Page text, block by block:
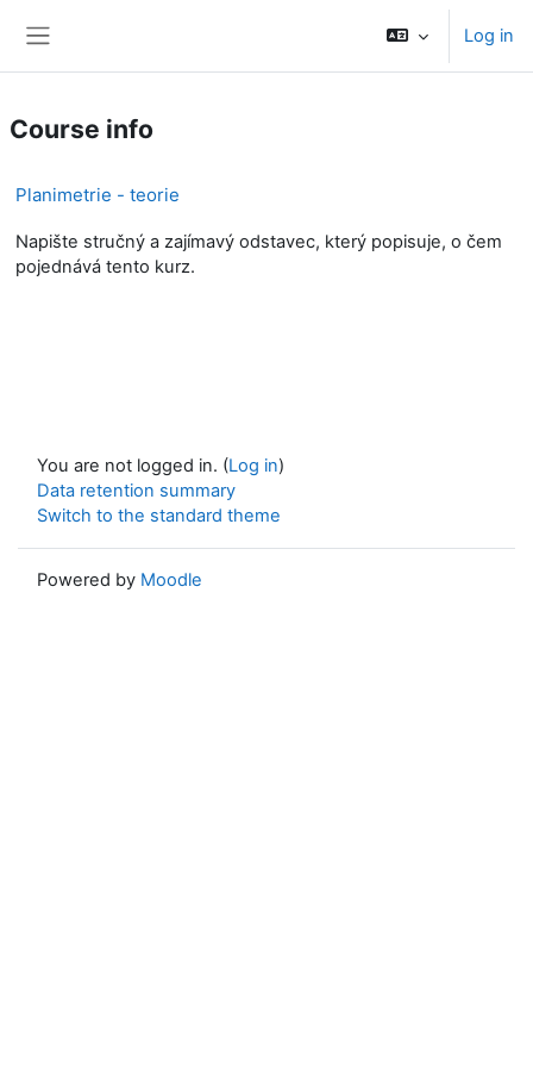
Log in
Course info
Planimetrie - teorie
Napište stručný a zajímavý odstavec, který popisuje, o čem
pojednává tento kurz.
You are not logged in. (Log in)
Data retention summary
Switch to the standard theme
Powered by Moodle